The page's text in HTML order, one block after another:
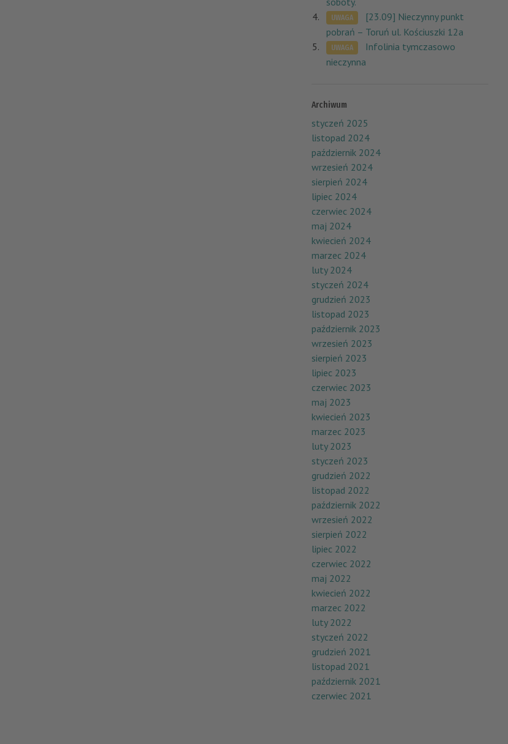
UWAGA
[23.09] Nieczynny punkt
pobrań – Toruń ul. Kościuszki 12a
UWAGA
Infolinia tymczasowo
nieczynna
Archiwum
styczeń 2025
listopad 2024
październik 2024
wrzesień 2024
sierpień 2024
lipiec 2024
czerwiec 2024
maj 2024
kwiecień 2024
marzec 2024
luty 2024
styczeń 2024
grudzień 2023
listopad 2023
październik 2023
wrzesień 2023
sierpień 2023
lipiec 2023
czerwiec 2023
maj 2023
kwiecień 2023
marzec 2023
luty 2023
styczeń 2023
grudzień 2022
listopad 2022
październik 2022
wrzesień 2022
sierpień 2022
lipiec 2022
czerwiec 2022
maj 2022
kwiecień 2022
marzec 2022
luty 2022
styczeń 2022
grudzień 2021
listopad 2021
październik 2021
czerwiec 2021